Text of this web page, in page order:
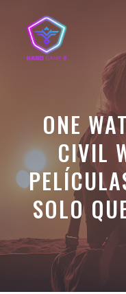
contenido
ONE
CIVIL
SOLO